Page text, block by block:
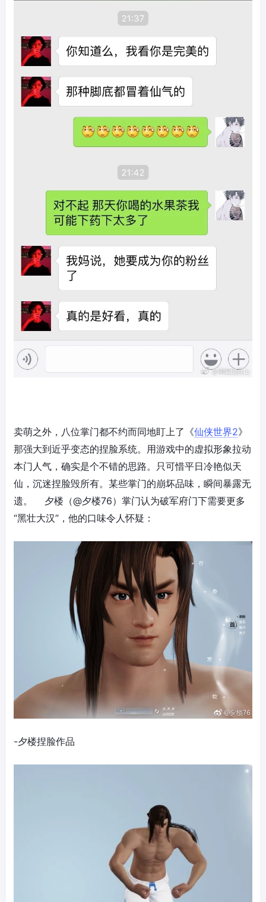
卖萌之外，八位掌门都不约而同地盯上了《仙侠世界2》
那强大到近乎变态的捏脸系统。用游戏中的虚拟形象拉动
本门人气，确实是个不错的思路。只可惜平日冷艳似天
仙，沉迷捏脸毁所有。某些掌门的崩坏品味，瞬间暴露无
遗。 夕楼（@夕楼76）掌门认为破军府门下需要更多
“黑壮大汉”，他的口味令人怀疑：
-夕楼捏脸作品